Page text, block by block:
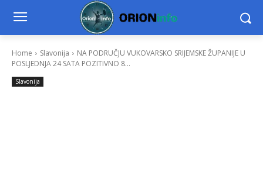
Home Slavonija
NA PODRUČJU VUKOVARSKO SRIJEMSKE ŽUPANIJE U
POSLJEDNJA 24 SATA POZITIVNO 8...
Slavonija